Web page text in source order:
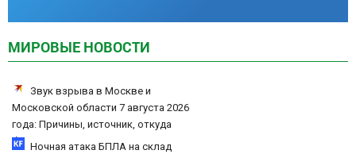
МИРОВЫЕ НОВОСТИ
Звук взрыва в Москве и
Московской области 7 августа 2026
года: Причины, источник, откуда
был громкий хлопок
Ночная атака БПЛА на склад